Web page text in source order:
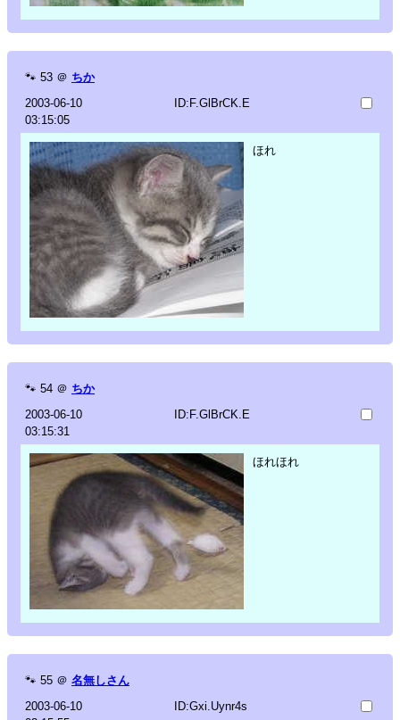
🐾 53 ＠ ちか
2003-06-10
03:15:05
ID:F.GlBrCK.E
ほれ
🐾 54 ＠ ちか
2003-06-10
03:15:31
ID:F.GlBrCK.E
ほれほれ
🐾 55 ＠ 名無しさん
2003-06-10
ID:Gxi.Uynr4s